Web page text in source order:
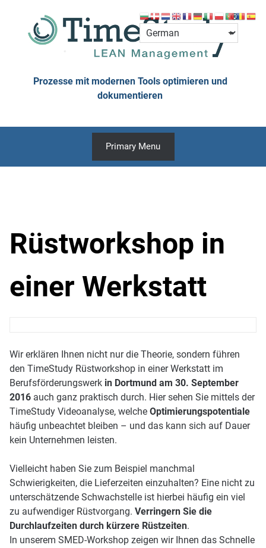
content
Prozesse mit modernen Tools optimieren und
dokumentieren
Primary Menu
Rüstworkshop in
einer Werkstatt
Wir erklären Ihnen nicht nur die Theorie, sondern führen
den TimeStudy Rüstworkshop in einer Werkstatt im
Berufsförderungswerk in Dortmund am 30. September
2016auch ganz praktisch durch. Hier sehen Sie mittels der
TimeStudy Videoanalyse, welche Optimierungspotentiale
häufig unbeachtet bleiben – und das kann sich auf Dauer
kein Unternehmen leisten.
Vielleicht haben Sie zum Beispiel manchmal
Schwierigkeiten, die Lieferzeiten einzuhalten? Eine nicht zu
unterschätzende Schwachstelle ist hierbei häufig ein viel
zu aufwendiger Rüstvorgang. Verringern Sie die
Durchlaufzeiten durch kürzere Rüstzeiten.
In unserem SMED-Workshop zeigen wir Ihnen das Schnelle